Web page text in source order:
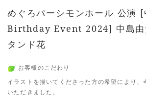
めぐろパーシモンホール 公演 [
Birthday Event 2024] 中島由
タンド花
お客様のこだわり
イラストを描いてくださった方の希望により、
いただきました。